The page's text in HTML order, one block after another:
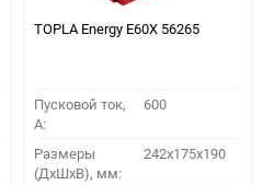
TOPLA Energy E60X 56265
Пусковой ток,
A:
600
Размеры
(ДхШхВ), мм:
242x175x190